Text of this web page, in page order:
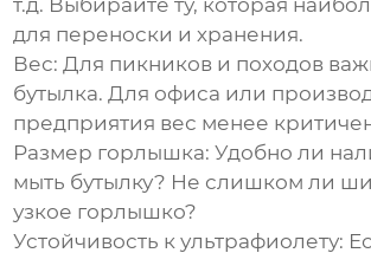
т.д. Выбирайте ту, которая
для переноски и хранения.
Вес: Для пикников и походов
бутылка. Для офиса или
предприятия вес менее
Размер горлышка: Удобно ли
мыть бутылку? Не слишком ли
узкое горлышко?
Устойчивость к ультрафиолету: